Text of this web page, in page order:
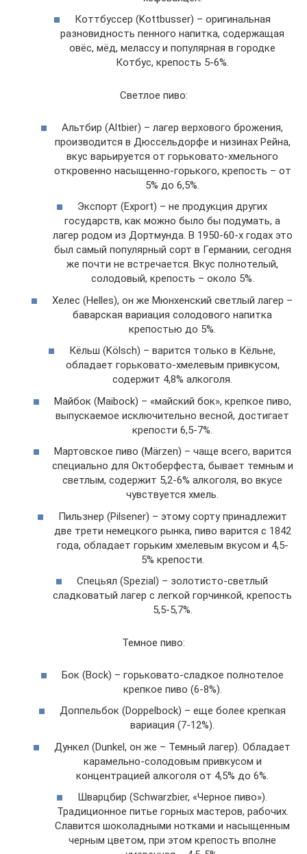
Коттбуссер (Kottbusser) – оригинальная
разновидность пенного напитка, содержащая
овёс, мёд, мелассу и популярная в городке
Котбус, крепость 5-6%.
Светлое пиво:
Альтбир (Altbier) – лагер верхового брожения,
производится в Дюссельдорфе и низинах Рейна,
вкус варьируется от горьковато-хмельного
откровенно насыщенно-горького, крепость – от
5% до 6,5%.
Экспорт (Export) – не продукция других
государств, как можно было бы подумать, а
лагер родом из Дортмунда. В 1950-60-х годах это
был самый популярный сорт в Германии, сегодня
же почти не встречается. Вкус полнотелый,
солодовый, крепость – около 5%.
Хелес (Helles), он же Мюнхенский светлый лагер –
баварская вариация солодового напитка
крепостью до 5%.
Кёльш (Kölsch) – варится только в Кёльне,
обладает горьковато-хмелевым привкусом,
содержит 4,8% алкоголя.
Майбок (Maibock) – «майский бок», крепкое пиво,
выпускаемое исключительно весной, достигает
крепости 6,5-7%.
Мартовское пиво (Märzen) – чаще всего, варится
специально для Октоберфеста, бывает темным и
светлым, содержит 5,2-6% алкоголя, во вкусе
чувствуется хмель.
Пильзнер (Pilsener) – этому сорту принадлежит
две трети немецкого рынка, пиво варится с 1842
года, обладает горьким хмелевым вкусом и 4,5-
5% крепости.
Спецьял (Spezial) – золотисто-светлый
сладковатый лагер с легкой горчинкой, крепость
5,5-5,7%.
Темное пиво:
Бок (Bock) – горьковато-сладкое полнотелое
крепкое пиво (6-8%).
Доппельбок (Doppelbock) – еще более крепкая
вариация (7-12%).
Дункел (Dunkel, он же – Темный лагер). Обладает
карамельно-солодовым привкусом и
концентрацией алкоголя от 4,5% до 6%.
Шварцбир (Schwarzbier, «Черное пиво»).
Традиционное питье горных мастеров, рабочих.
Славится шоколадными нотками и насыщенным
черным цветом, при этом крепость вполне